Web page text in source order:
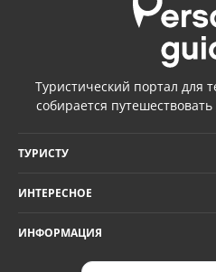
Туристический портал для
собирается путешествовать
ТУРИСТУ
ИНТЕРЕСНОЕ
ИНФОРМАЦИЯ